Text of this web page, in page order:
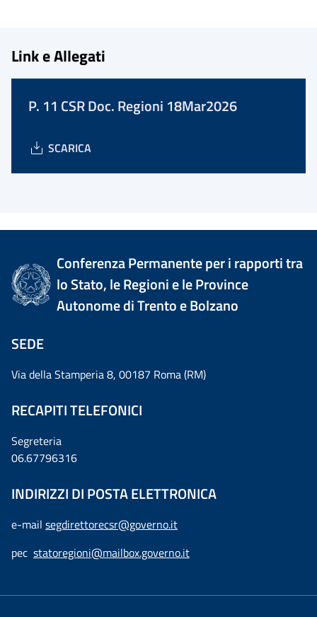
Link e Allegati
P. 11 CSR Doc. Regioni 18Mar2026
SCARICA
Conferenza Permanente per i rapporti tra
lo Stato, le Regioni e le Province
Autonome di Trento e Bolzano
SEDE
Via della Stamperia 8, 00187 Roma (RM)
RECAPITI TELEFONICI
Segreteria
06.67796316
INDIRIZZI DI POSTA ELETTRONICA
e-mail segdirettorecsr@governo.it
pec statoregioni@mailbox.governo.it